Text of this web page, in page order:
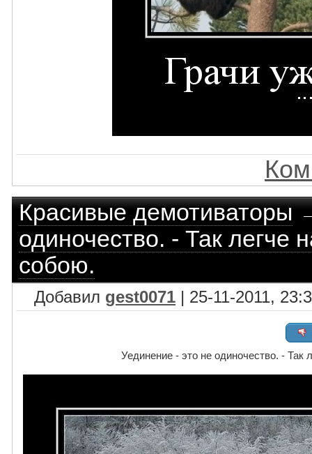
Красивые демотиваторы
одиночество. - Так легче
собою.
Добавил gest0071 | 25-11-2011,
Уединение - это не одиночество. -